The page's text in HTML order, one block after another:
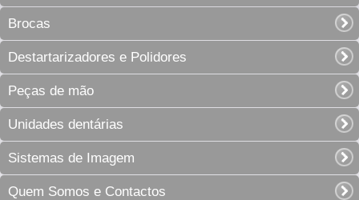
Brocas
Destartarizadores e Polidores
Peças de mão
Unidades dentárias
Sistemas de Imagem
Quem Somos e Contactos